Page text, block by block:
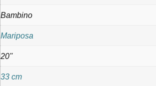
Bambino
Mariposa
20''
33 cm